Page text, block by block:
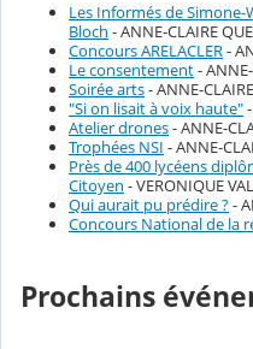
Les Informés de Simone-
Bloch - ANNE-CLAIRE
Concours ARELACLER-
Le consentement-
Soirée arts- ANNE-
"Si on lisait à voix haute"
Atelier drones- ANNE-
Trophées NSI - ANNE-
Près de 400 lycéens
Citoyen - VERONIQUE
Qui aurait pu prédire ?-
Concours National de la
Prochains